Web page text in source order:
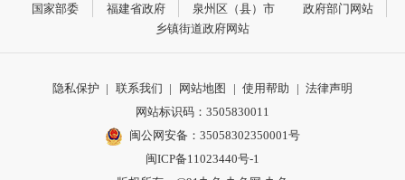
国家部委 福建省政府 泉州区（县）市
政府部门网站
乡镇街道政府网站
隐私保护 | 联系我们 | 网站地图 | 使用帮助 | 法律声明
网站标识码：3505830011
闽公网安备：35058302350001号
闽ICP备11023440号-1